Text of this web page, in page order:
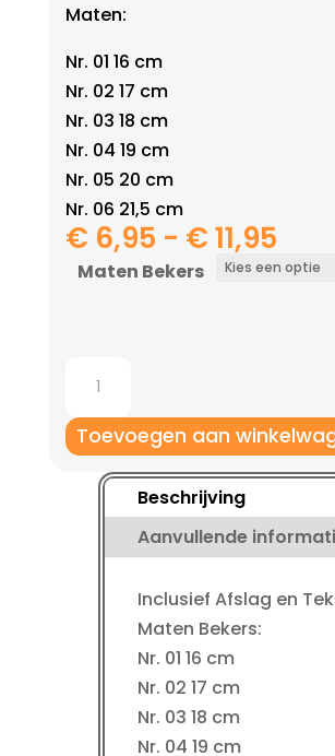
Maten:
Nr. 01 16 cm
Nr. 02 17 cm
Nr. 03 18 cm
Nr. 04 19 cm
Nr. 05 20 cm
Nr. 06 21,5 cm
€ 6,95 - €11,95
€
Maten Bekers
AK5190
aantal
Toevoegen aan
Beschrijving
Aanvullende
Inclusief Afslag en
Maten Bekers:
Nr. 01 16 cm
Nr. 02 17 cm
Nr. 03 18 cm
Nr. 04 19 cm